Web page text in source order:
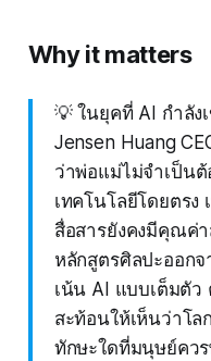
Why it matters
💡 ในยุคที่ AI กำลัง
Jensen Huang
ว่าพ่อแม่ไม่จำเป็น
เทคโนโลยีโดยตรง
สื่อสารยังคงมีคุณค่
หลักสูตรศิลปะออก
เน้น AI แบบเต็มตั
สะท้อนให้เห็นว่าโล
ทักษะใดที่มนุษย์คว